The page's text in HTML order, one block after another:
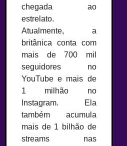
chegada ao
estrelato.
Atualmente, a
britânica conta com
mais de 700 mil
seguidores no
YouTube e mais de
1 milhão no
Instagram. Ela
também acumula
mais de 1 bilhão de
streams nas